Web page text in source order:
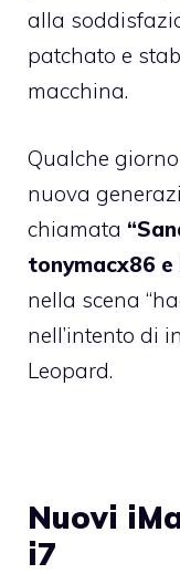
alla
patchato e
macchina.
Qualche
nuova
chiamata
tonymacx86 e
nella scena
nell’intento di
Leopard.
Nuovi
i7